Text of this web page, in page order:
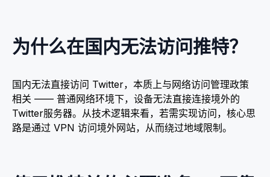
为什么在国内无法访问推特？
国内无法直接访问 Twitter，本质上与网络访问管理政策
相关 —— 普通网络环境下，设备无法直接连接境外的
Twitter服务器。从技术逻辑来看，若需实现访问，核心思
路是通过 VPN 访问境外网站，从而绕过地域限制。